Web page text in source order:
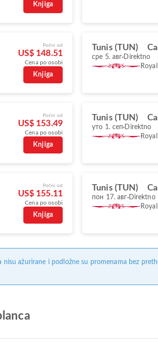
Knjiga
Počni od
US$ 148.51
Cena po osobi
Knjiga
Tunis (TUN)
сре 5. авг Direktno
Počni od
US$ 153.49
Cena po osobi
Knjiga
Tunis (TUN)
уто 1. сеп Direktno
Počni od
US$ 155.11
Cena po osobi
Knjiga
Tunis (TUN)
пон 17. авг Direktno
ažurirane i podložne su promenama bez